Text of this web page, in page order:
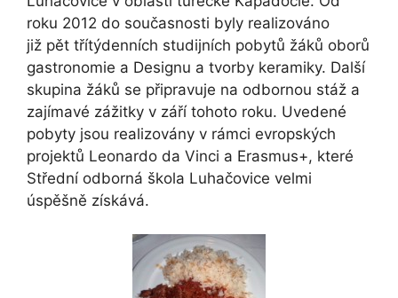
roku 2012 do současnosti byly realizováno
již pět třítýdenních studijních pobytů žáků oborů
gastronomie a Designu a tvorby keramiky. Další
skupina žáků se připravuje na odbornou stáž a
zajímavé zážitky v září tohoto roku. Uvedené
pobyty jsou realizovány v rámci evropských
projektů Leonardo da Vinci a Erasmus+, které
Střední odborná škola Luhačovice velmi
úspěšně získává.